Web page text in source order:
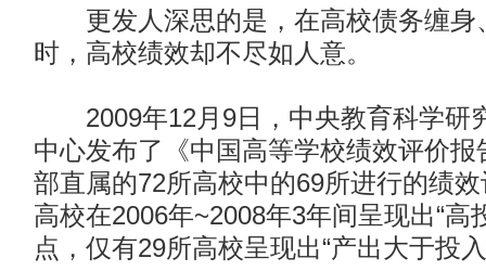
更发人深思的是，在高校债务缠身
时，高校绩效却不尽如人意。
2009年12月9日，中央教育科学研
中心发布了《中国高等学校绩效评价报
部直属的72所高校中的69所进行的绩
高校在2006年~2008年3年间呈现出“高
点，仅有29所高校呈现出“产出大于投